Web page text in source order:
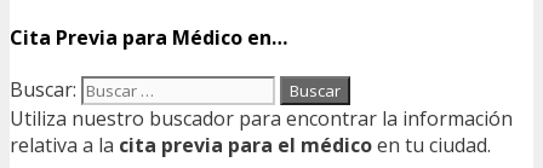
Cita Previa para Médico en…
Buscar:
Utiliza nuestro buscador para encontrar la información
relativa a la cita previa para el médicoen tu ciudad.